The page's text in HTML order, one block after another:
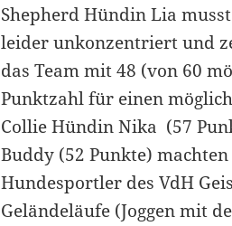
Shepherd Hündin Lia
leider unkonzentriert und
das Team mit 48 (von 60
Punktzahl für einen
Collie Hündin Nika (57
Buddy (52 Punkte)
Hundesportler des VdH
Geländeläufe (Joggen mit